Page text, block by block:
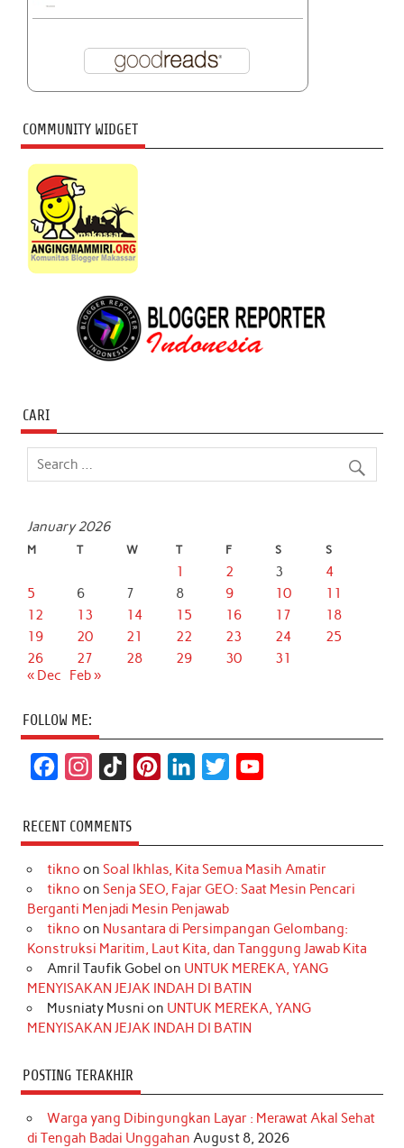
COMMUNITY WIDGET
CARI
January 2026
M T W T F S S
1 2 3
4
5
6 7 8 9 10
11
12
13 14 15 16 17
18
19
20 21 22 23 24
25
26
27 28 29 30
31
« Dec
Feb »
FOLLOW ME:
c
e
b
o
k
s
t
a
r
a
m
k
T
o
k
t
e
r
e
s
t
k
e
d
I
n
t
t
r
T
u
e
RECENT COMMENTS
tikno on Soal Ikhlas, Kita Semua Masih Amatir
tikno on Senja SEO, Fajar GEO: Saat Mesin Pencari
Berganti Menjadi Mesin Penjawab
tikno on Nusantara di Persimpangan Gelombang:
Konstruksi Maritim, Laut Kita, dan Tanggung Jawab Kita
Amril Taufik Gobel on UNTUK MEREKA, YANG
MENYISAKAN JEJAK INDAH DI BATIN
Musniaty Musni on UNTUK MEREKA, YANG
MENYISAKAN JEJAK INDAH DI BATIN
POSTING TERAKHIR
Warga yang Dibingungkan Layar : Merawat Akal Sehat
di Tengah Badai Unggahan August 8, 2026